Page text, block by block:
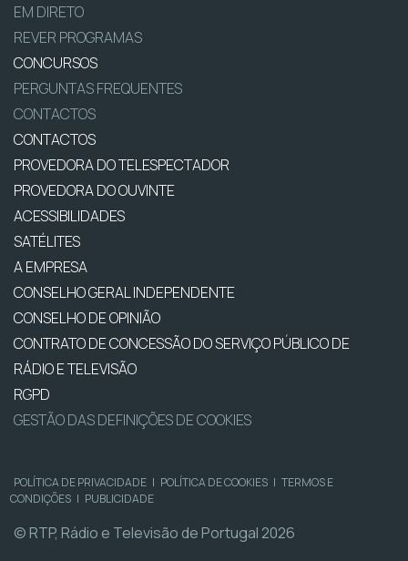
EM DIRETO
REVER PROGRAMAS
CONCURSOS
PERGUNTAS FREQUENTES
CONTACTOS
CONTACTOS
PROVEDORA DO TELESPECTADOR
PROVEDORA DO OUVINTE
ACESSIBILIDADES
SATÉLITES
A EMPRESA
CONSELHO GERAL INDEPENDENTE
CONSELHO DE OPINIÃO
CONTRATO DE CONCESSÃO DO SERVIÇO PÚBLICO DE
RÁDIO E TELEVISÃO
RGPD
GESTÃO DAS DEFINIÇÕES DE COOKIES
POLÍTICA DE PRIVACIDADE | POLÍTICA DE COOKIES | TERMOS E
CONDIÇÕES | PUBLICIDADE
© RTP, Rádio e Televisão de Portugal 2026